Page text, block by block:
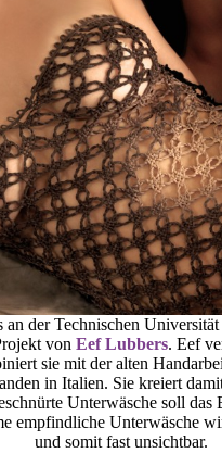
der Technischen
vonEef Lubbers. Eef
sie mit der alten
in Italien. Sie kreiert
Unterwäsche soll das
empfindliche Unterwäsche
und somit fast unsichtbar.